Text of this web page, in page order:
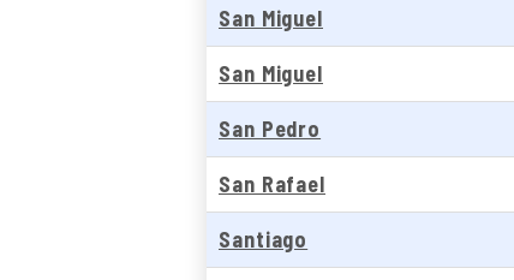
San Miguel
San Miguel
San Pedro
San Rafael
Santiago